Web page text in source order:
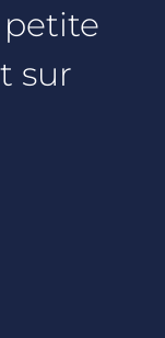
petite
sur